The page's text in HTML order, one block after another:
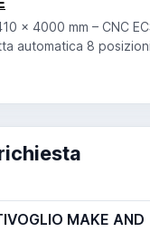
x 4000 mm – CNC
automatica 8
MAKE AND